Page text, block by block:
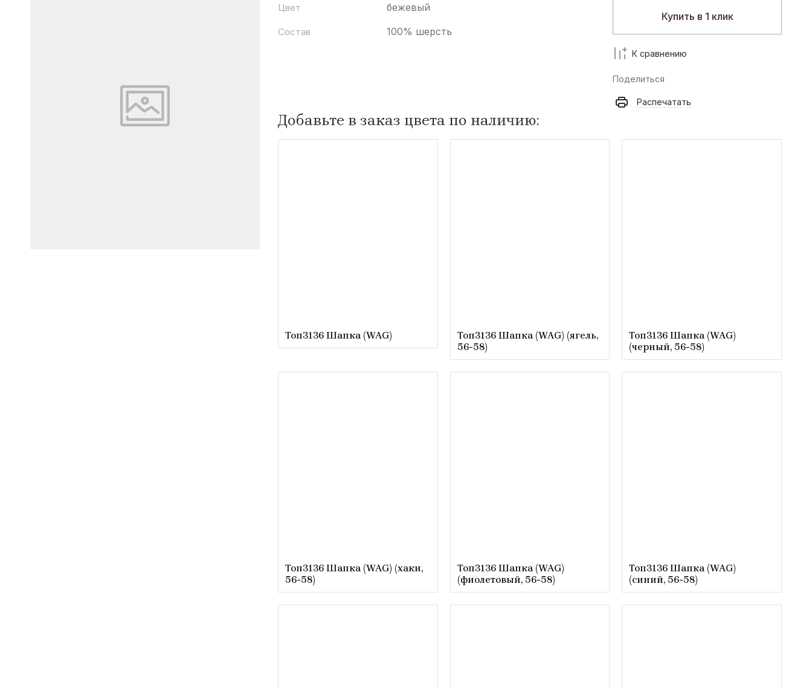
Цвет бежевый
Состав 100% шерсть
Купить в 1 клик
К сравнению
Поделиться
Распечатать
Добавьте в заказ цвета по наличию:
Топ3136 Шапка (WAG)
Топ3136 Шапка (WAG) (ягель,
56-58)
Топ3136 Шапка (WAG)
(черный, 56-58)
Топ3136 Шапка (WAG) (хаки,
56-58)
Топ3136 Шапка (WAG)
(фиолетовый, 56-58)
Топ3136 Шапка (WAG)
(синий, 56-58)